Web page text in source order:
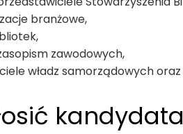
branżowe,
zawodowych,
władz samorządowych